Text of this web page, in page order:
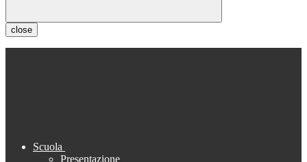
close
Scuola
Presentazione